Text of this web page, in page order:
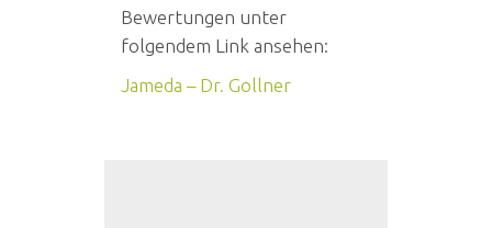
Bewertungen unter
folgendem Link ansehen:
Jameda – Dr. Gollner